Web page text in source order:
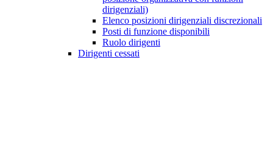
dirigenziali)
Elenco posizioni dirigenziali discrezionali
Posti di funzione disponibili
Ruolo dirigenti
Dirigenti cessati